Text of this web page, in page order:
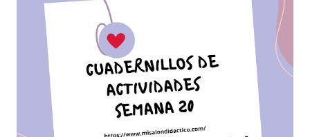
de recursos. Establecer esto como un trabajo conjunto que
permita a maestros, padres de familia y alumnos trabajar con
especial atención, será fundamental durante todo el ciclo
escolar a través de vídeos, ejercicios, prácticas y en general
material didáctico que llame su atención y que les permita
comprender con mayor facilidad cada contenido. Damos los
créditos correspondientes a los autores de tan extraordinarias